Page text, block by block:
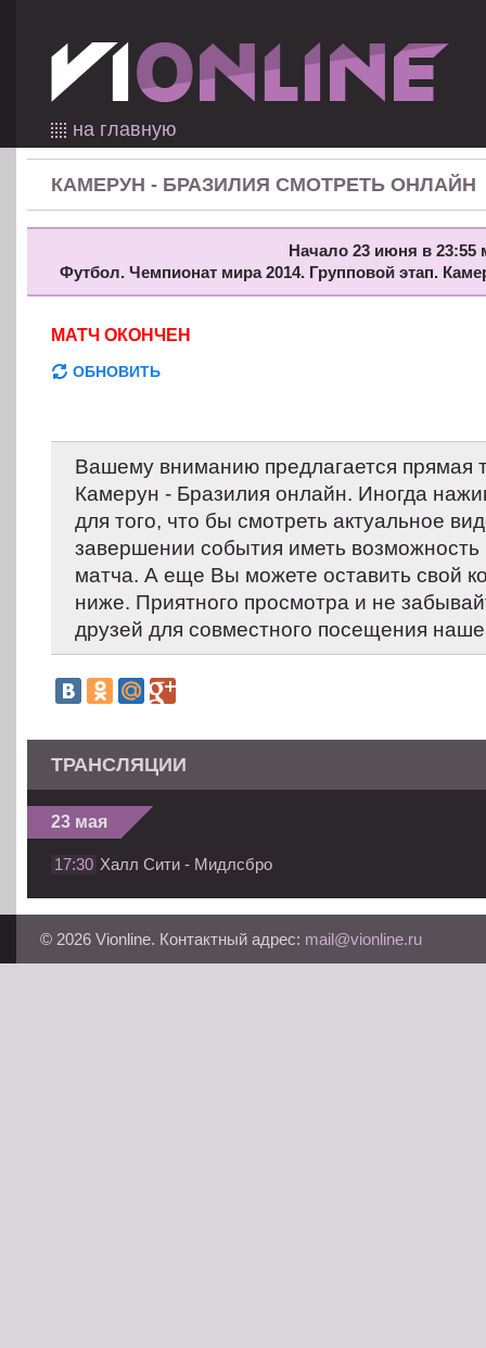
на главную
КАМЕРУН - БРАЗИЛИЯ СМОТРЕТЬ ОНЛАЙН
Начало 23 июня в 23:55
Футбол. Чемпионат мира 2014. Групповой этап.
МАТЧ ОКОНЧЕН
ОБНОВИТЬ
Вашему вниманию предлагается прямая
Камерун - Бразилия онлайн. Иногда
для того, что бы смотреть актуальное
завершении события иметь возможность
матча. А еще Вы можете оставить свой
ниже. Приятного просмотра и не
друзей для совместного посещения
ТРАНСЛЯЦИИ
23 мая
17:30 Халл Сити - Мидлсбро
© 2026 Vionline. Контактный адрес: mail@vionline.ru